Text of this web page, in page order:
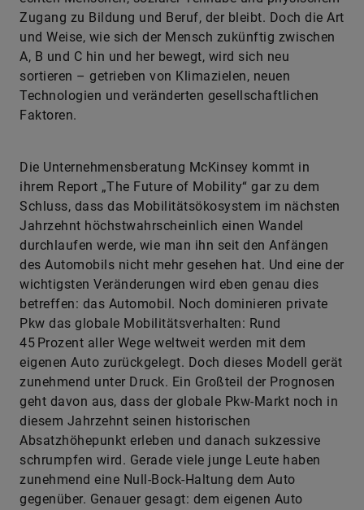
Zugang zu Bildung und Beruf, der bleibt. Doch die Art
und Weise, wie sich der Mensch zukünftig zwischen
A, B und C hin und her bewegt, wird sich neu
sortieren – getrieben von Klimazielen, neuen
Technologien und veränderten gesellschaftlichen
Faktoren.
Die Unternehmensberatung McKinsey kommt in
ihrem Report „The Future of Mobility“ gar zu dem
Schluss, dass das Mobilitätsökosystem im nächsten
Jahrzehnt höchstwahrscheinlich einen Wandel
durchlaufen werde, wie man ihn seit den Anfängen
des Automobils nicht mehr gesehen hat. Und eine der
wichtigsten Veränderungen wird eben genau dies
betreffen: das Automobil. Noch dominieren private
Pkw das globale Mobilitätsverhalten: Rund
45 Prozent aller Wege weltweit werden mit dem
eigenen Auto zurückgelegt. Doch dieses Modell gerät
zunehmend unter Druck. Ein Großteil der Prognosen
geht davon aus, dass der globale Pkw-Markt noch in
diesem Jahrzehnt seinen historischen
Absatzhöhepunkt erleben und danach sukzessive
schrumpfen wird. Gerade viele junge Leute haben
zunehmend eine Null-Bock-Haltung dem Auto
gegenüber. Genauer gesagt: dem eigenen Auto